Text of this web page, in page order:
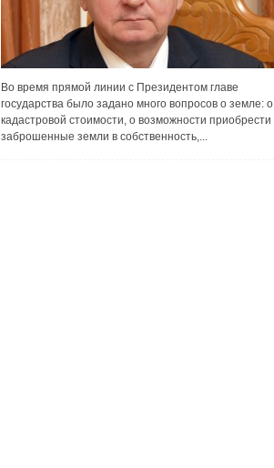
Во время прямой линии с Президентом главе
государства было задано много вопросов о земле: о
кадастровой стоимости, о возможности приобрести
заброшенные земли в собственность,...